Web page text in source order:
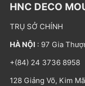
HNC DECO
TRỤ SỞ CHÍNH
HÀ NỘI : 97 Gia
+(84) 24 3736 8958
128 Giảng Võ, Kim